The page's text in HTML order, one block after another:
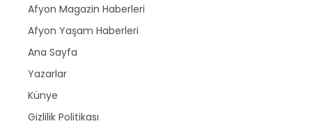
Afyon Magazin Haberleri
Afyon Yaşam Haberleri
Ana Sayfa
Yazarlar
Künye
Gizlilik Politikası